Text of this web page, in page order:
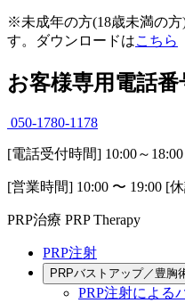
※未成年の方(18歳未満の
す。ダウンロードはこちら
お客様専用電話番
050-1780-1178
[電話受付時間] 10:00～18:00
[営業時間] 10:00 〜 19:00 [
PRP治療 PRP Therapy
PRP注射
PRPバストアップ／豊胸
PRP注射による